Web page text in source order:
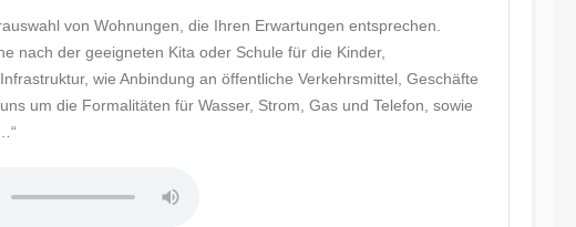
von Wohnungen, die Ihren Erwartungen entsprechen.
nach der geeigneten Kita oder Schule für die Kinder,
wie Anbindung an öffentliche Verkehrsmittel, Geschäfte
um die Formalitäten für Wasser, Strom, Gas und Telefon, sowie